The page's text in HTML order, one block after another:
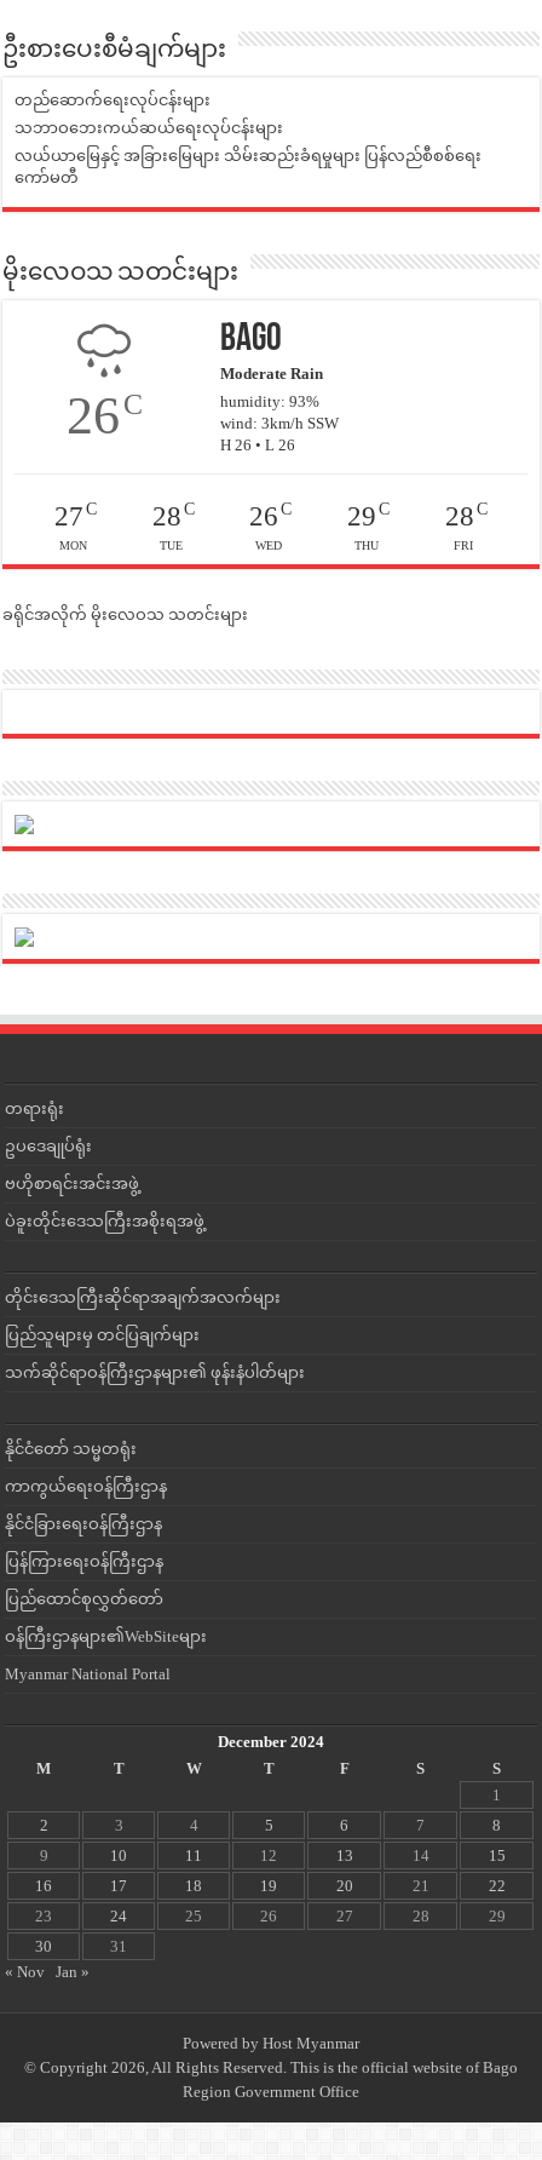
ဦးစားပေးစီမံချက်များ
တည်ဆောက်ရေးလုပ်ငန်းများ
သဘာဝဘေးကယ်ဆယ်ရေးလုပ်ငန်းများ
လယ်ယာမြေနှင့် အခြားမြေများ သိမ်းဆည်းခံရမှုများ ပြန်လည်စီစစ်ရေး
ကော်မတီ
မိုးလေဝသ သတင်းများ
26C
Bago
Moderate Rain
humidity: 93%
wind: 3km/h SSW
H 26 • L 26
27C
MON
28C
TUE
26 C
WED
29C
THU
28C
FRI
ခရိုင်အလိုက် မိုးလေဝသ သတင်းများ
တရားရုံး
ဥပဒေချုပ်ရုံး
ဗဟိုစာရင်းအင်းအဖွဲ့
ပဲခူးတိုင်းဒေသကြီးအစိုးရအဖွဲ့
တိုင်းဒေသကြီးဆိုင်ရာအချက်အလက်များ
ပြည်သူများမှ တင်ပြချက်များ
သက်ဆိုင်ရာဝန်ကြီးဌာနများ၏ ဖုန်းနံပါတ်များ
နိုင်ငံတော် သမ္မတရုံး
ကာကွယ်ရေးဝန်ကြီးဌာန
နိုင်ငံခြားရေးဝန်ကြီးဌာန
ပြန်ကြားရေးဝန်ကြီးဌာန
ပြည်ထောင်စုလွှတ်တော်
ဝန်ကြီးဌာနများ၏WebSiteများ
Myanmar National Portal
December 2024
M
T W T F S
S
1
2
3 4 5 6 7
8
9
10 11 12 13 14
15
16
17 18 19 20 21
22
23
24 25 26 27 28
29
30
31
« Nov
Jan »
Powered by Host Myanmar
© Copyright 2026, All Rights Reserved. This is the official website of Bago
Region Government Office